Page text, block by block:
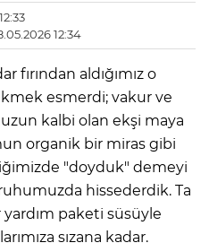
12:34
fırından aldığımız o
esmerdi; vakur ve
kalbi olan ekşi maya
organik bir miras gibi
"doyduk" demeyi
hissederdik. Ta
paketi süsüyle
sızana kadar.